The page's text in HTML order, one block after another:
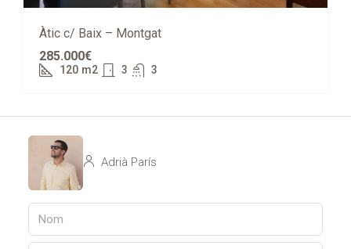
Àtic c/ Baix – Montgat
285.000€
120 m2 3 3
Adrià París